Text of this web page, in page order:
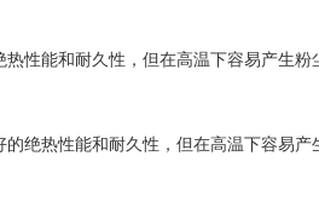
性能和耐久性，但在高温下容易产生粉
绝热性能和耐久性，但在高温下容易产